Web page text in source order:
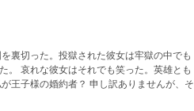
裏切った。投獄された彼女は牢獄の中でも
。 哀れな彼女はそれでも笑った。英雄とも
王子様の婚約者？ 申し訳ありませんが、そ